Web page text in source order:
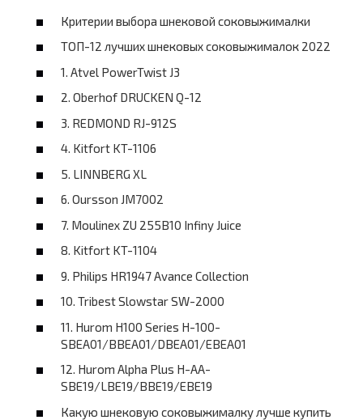
Критерии выбора шнековой соковыжималки
ТОП-12 лучших шнековых соковыжималок 2022
1. Atvel PowerTwist J3
2. Oberhof DRUCKEN Q-12
3. REDMOND RJ-912S
4. Kitfort KT-1106
5. LINNBERG XL
6. Oursson JM7002
7. Moulinex ZU 255B10 Infiny Juice
8. Kitfort KT-1104
9. Philips HR1947 Avance Collection
10. Tribest Slowstar SW-2000
11. Hurom H100 Series H-100-
SBEA01/BBEA01/DBEA01/EBEA01
12. Hurom Alpha Plus H-AA-
SBE19/LBE19/BBE19/EBE19
Какую шнековую соковыжималку лучше купить